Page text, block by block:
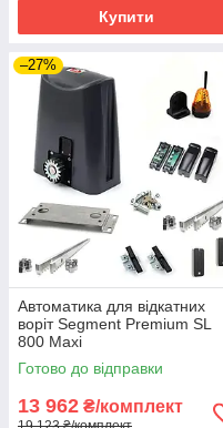
Купити
–27%
Автоматика для відкатних
воріт Segment Premium SL
800 Maxi
Готово до відправки
13 962 ₴/комплект